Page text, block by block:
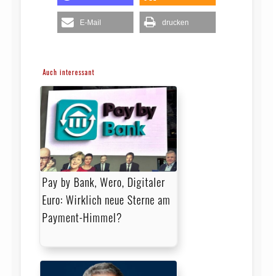
E-Mail drucken
Auch interessant
Pay by Bank, Wero, Digitaler
Euro: Wirklich neue Sterne am
Payment-Himmel?